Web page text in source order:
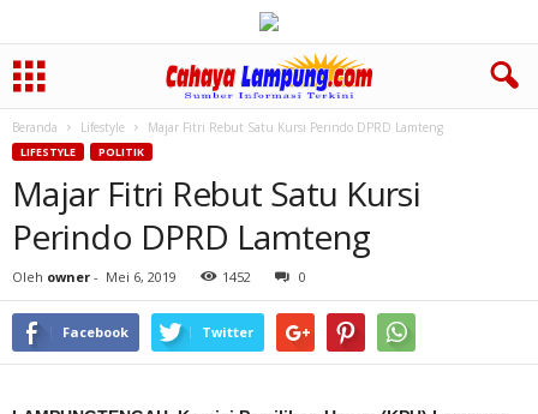
Beranda Lifestyle Majar Fitri Rebut Satu Kursi Perindo DPRD Lamteng
LIFESTYLE POLITIK
Majar Fitri Rebut Satu Kursi
Perindo DPRD Lamteng
Oleh owner - Mei 6, 2019 1452 0
Facebook Twitter